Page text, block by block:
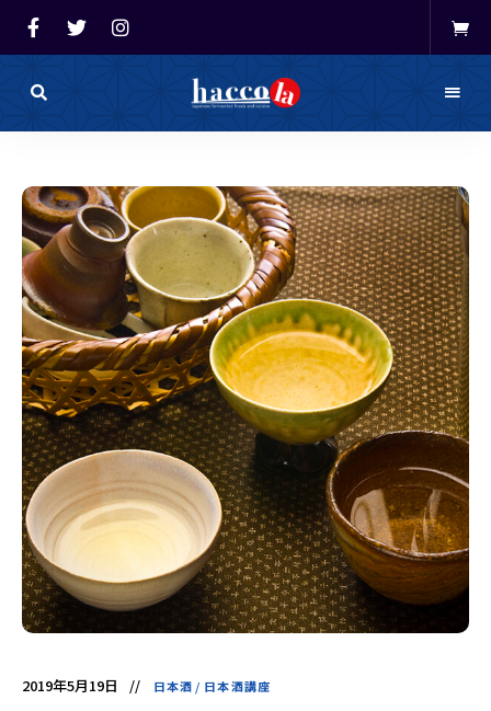
発酵ライ
フを楽し
む「ハッ
コラ」
は
酵
ラ
を
楽
し
む
た
め
の
メ
デ
ィ
ア
で
す。
発
酵
食
品
の
レ
シ
ピ
や
ニ
ュ
を
お
2019年5月19日 日本酒 / 日本酒講座